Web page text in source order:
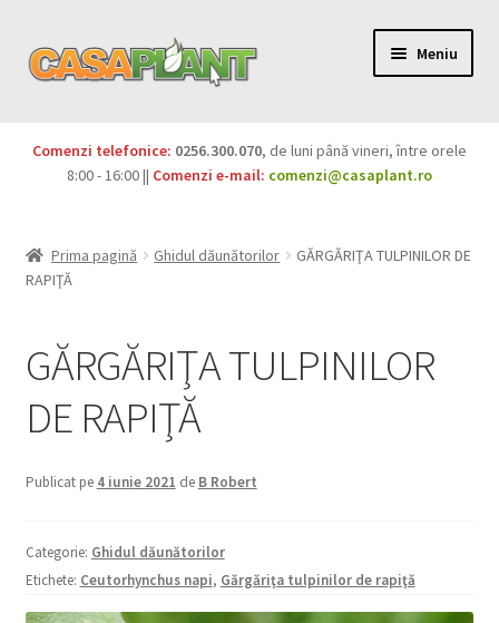
Meniu
Pesticide
Produse BIO
Igienă publică
Casa și grădina
Comenzi telefonice: 0256.300.070, de luni până vineri, între orele
8:00 - 16:00 || Comenzi e-mail: comenzi@casaplant.ro
Prima pagină Ghidul dăunătorilor
GĂRGĂRIŢA TULPINILOR DE
RAPIŢĂ
GĂRGĂRIŢA TULPINILOR
DE RAPIŢĂ
Publicat pe 4 iunie 2021 de B Robert
Categorie: Ghidul dăunătorilor
Etichete: Ceutorhynchus napi, Gărgăriţa tulpinilor de rapiţă